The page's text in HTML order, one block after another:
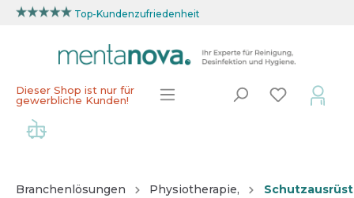
Top-Kundenzufriedenheit
Dieser Shop ist nur für
gewerbliche Kunden!
Branchenlösungen
Physiotherapie,